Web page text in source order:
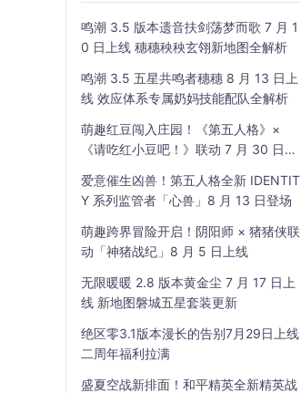
鸣潮 3.5 版本遗音扶剑荡梦而歌 7 月 1
0 日上线 穗穗秧秧玄翎新地图全解析
鸣潮 3.5 五星共鸣者穗穗 8 月 13 日上
线 效应体系专属奶妈技能配队全解析
萌趣红豆闯入庄园！《第五人格》×
《请吃红小豆吧！》联动 7 月 30 日开
爱意催生凶兽！第五人格全新 IDENTIT
Y 系列监管者「心兽」8 月 13 日登场
萌趣跨界冒险开启！阴阳师 × 猪猪侠联
动「神猪战纪」8 月 5 日上线
无限暖暖 2.8 版本黄金尘 7 月 17 日上
线 新地图磐城五星套装更新
绝区零3.1版本漫长的告别7月29日上线
二周年福利拉满
盛夏空战新排面！和平精英全新精英战